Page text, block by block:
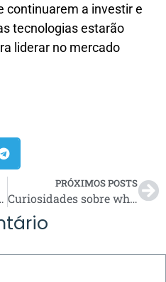
continuarem a investir e
tecnologias estarão
liderar no mercado
para o dia a dia
PRÓXIMOS POSTS
Curiosidades sobre whisky: mitos, verdades e história